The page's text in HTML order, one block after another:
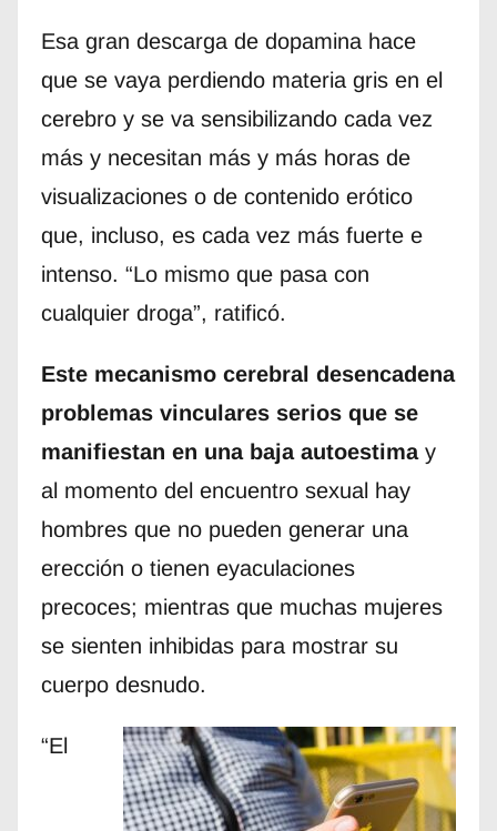
Esa gran descarga de dopamina hace
que se vaya perdiendo materia gris en el
cerebro y se va sensibilizando cada vez
más y necesitan más y más horas de
visualizaciones o de contenido erótico
que, incluso, es cada vez más fuerte e
intenso. “Lo mismo que pasa con
cualquier droga”, ratificó.
Este mecanismo cerebral desencadena
problemas vinculares serios que se
manifiestan en una baja autoestima y
al momento del encuentro sexual hay
hombres que no pueden generar una
erección o tienen eyaculaciones
precoces; mientras que muchas mujeres
se sienten inhibidas para mostrar su
cuerpo desnudo.
“El